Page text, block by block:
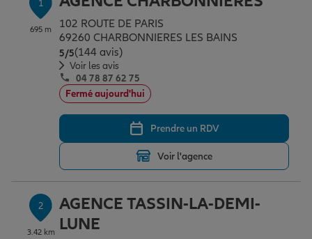
Assurance emprunteur
Prévoyance et dépendance
Assurance animal de compagnie
Protection de la famille
Protection juridique
Épargne & retraite
Plan épargne retraite
Placements financiers
Investissements immobiliers
Vos projets
Changer de voiture
Assurance auto
Professionnels
1
695 m
102 ROUTE DE PARIS
69260 CHARBONNIERES LES BAINS
5/5Note de 5 sur 5
(144 avis)
Voir les avis
04 78 87 62 75
Fermé aujourd'hui
Prendre un RDV
Voir l'agence
2
3.42 km
AGENCE TASSIN-LA-DEMI-
LUNE